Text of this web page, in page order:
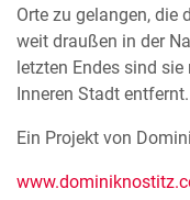
Orte zu gelangen, die
weit draußen in der
letzten Endes sind
Inneren Stadt entfernt.
Ein Projekt von